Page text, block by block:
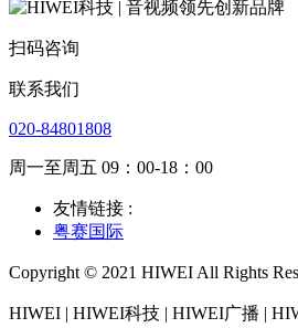
扫码咨询
联系我们
020-84801808
周一至周五 09：00-18：00
友情链接 :
粤赛国际
Copyright © 2021 HIWEI All Rights
HIWEI | HIWEI科技 | HIWEI广播 |